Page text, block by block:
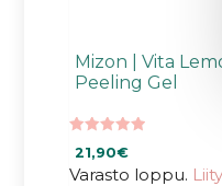
Mizon | Vita
Peeling Gel
5:stä
21,90€
Varasto loppu.